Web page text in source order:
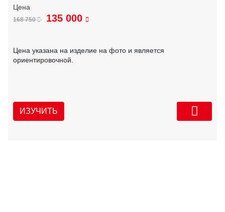
168 750 135 000
Цена указана на изделие на фото и является
ориентировочной.
ИЗУЧИТЬ